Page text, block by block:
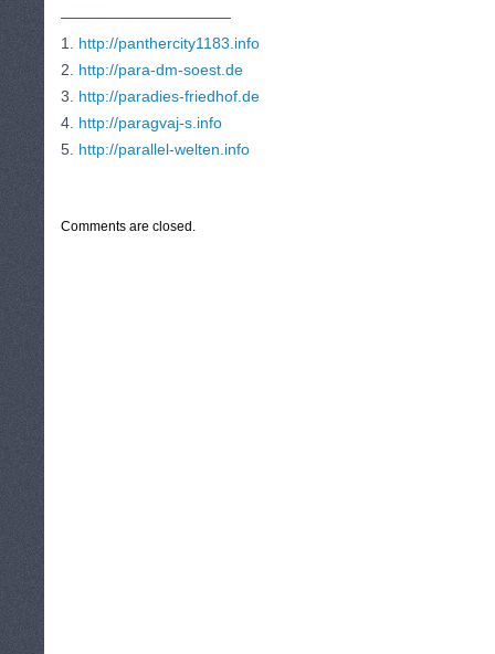
———————————
1. http://panthercity1183.info
2. http://para-dm-soest.de
3. http://paradies-friedhof.de
4. http://paragvaj-s.info
5. http://parallel-welten.info
Comments are closed.